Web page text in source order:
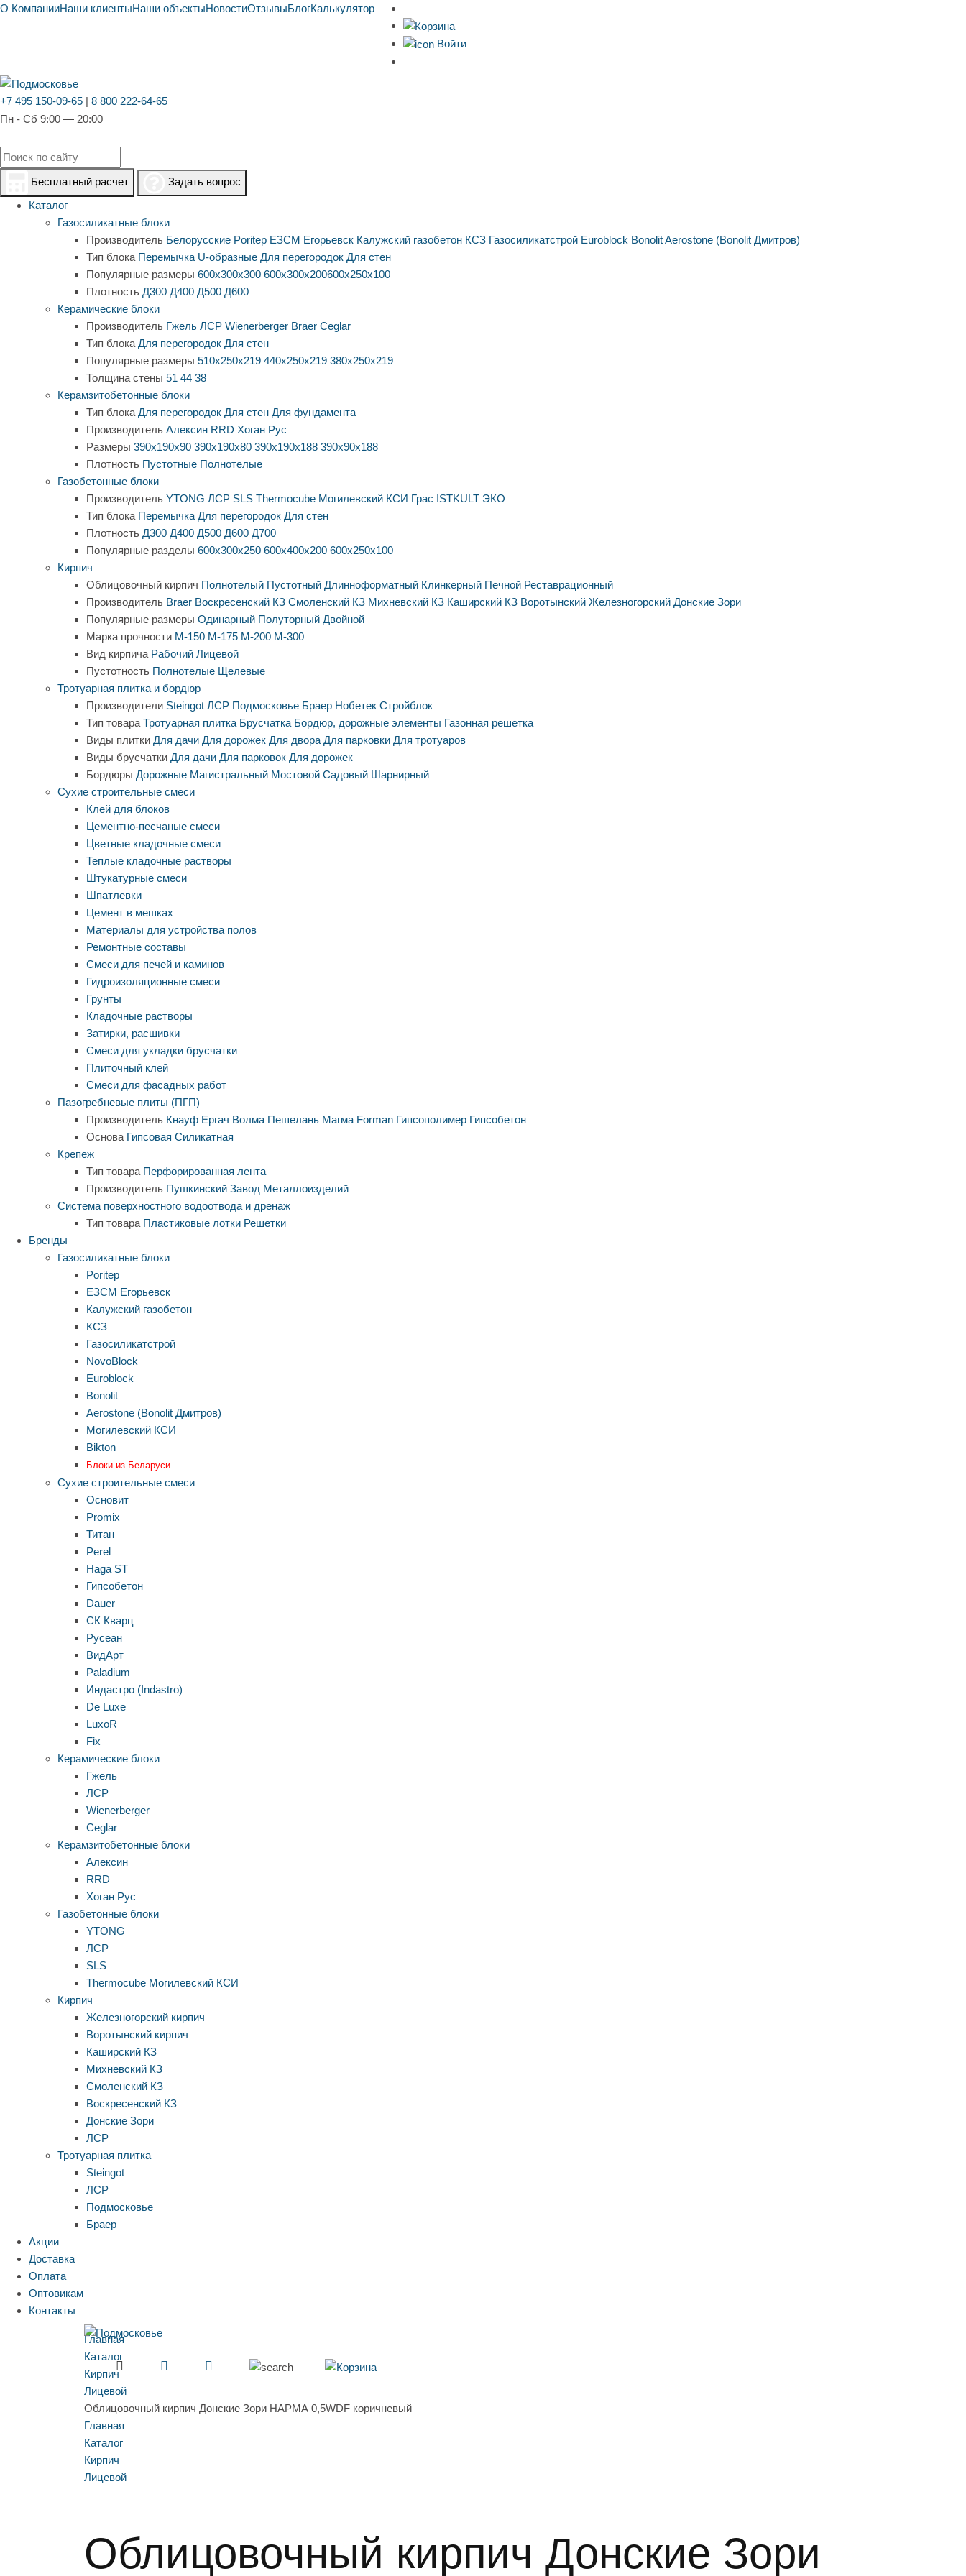
О КомпанииНаши клиентыНаши объектыНовостиОтзывыБлогКалькулятор
Войти
+7 495 150-09-65 | 8 800 222-64-65
Пн - Сб 9:00 — 20:00
Бесплатный расчет
Задать вопрос
Каталог
Газосиликатные блоки
Производитель Белорусские Poritep ЕЗСМ Егорьевск Калужский газобетон КСЗ Газосиликатстрой Euroblock BonolitAerostone (Bonolit Дмитров)
Тип блока Перемычка U-образные Для перегородок Для стен
Популярные размеры 600х300х300 600х300х200600х250х100
Плотность Д300 Д400 Д500 Д600
Керамические блоки
Производитель Гжель ЛСР Wienerberger Braer Ceglar
Тип блока Для перегородок Для стен
Популярные размеры 510х250х219 440х250х219 380х250х219
Толщина стены 51 44 38
Керамзитобетонные блоки
Тип блока Для перегородок Для стен Для фундамента
Производитель Алексин RRD Хоган Рус
Размеры 390х190х90 390х190х80 390х190х188 390х90х188
Плотность Пустотные Полнотелые
Газобетонные блоки
Производитель YTONG ЛСР SLS Thermocube Могилевский КСИ Грас ISTKULT ЭКО
Тип блока Перемычка Для перегородок Для стен
Плотность Д300 Д400 Д500 Д600 Д700
Популярные разделы 600х300х250 600х400х200 600х250х100
Кирпич
Облицовочный кирпич Полнотелый Пустотный Длинноформатный Клинкерный Печной Реставрационный
Производитель Braer Воскресенский КЗ Смоленский КЗ Михневский КЗ Каширский КЗ Воротынский Железногорский Донские Зори
Популярные размеры Одинарный Полуторный Двойной
Марка прочности М-150 М-175 М-200 М-300
Вид кирпича Рабочий Лицевой
Пустотность Полнотелые Щелевые
Тротуарная плитка и бордюр
Производители Steingot ЛСР Подмосковье Браер Нобетек Стройблок
Тип товара Тротуарная плитка Брусчатка Бордюр, дорожные элементы Газонная решетка
Виды плитки Для дачи Для дорожек Для двора Для парковки Для тротуаров
Виды брусчатки Для дачи Для парковок Для дорожек
Бордюры Дорожные Магистральный Мостовой Садовый Шарнирный
Сухие строительные смеси
Клей для блоков
Цементно-песчаные смеси
Цветные кладочные смеси
Теплые кладочные растворы
Штукатурные смеси
Шпатлевки
Цемент в мешках
Материалы для устройства полов
Ремонтные составы
Смеси для печей и каминов
Гидроизоляционные смеси
Грунты
Кладочные растворы
Затирки, расшивки
Смеси для укладки брусчатки
Плиточный клей
Смеси для фасадных работ
Пазогребневые плиты (ПГП)
Производитель Кнауф Ергач Волма Пешелань Магма Forman Гипсополимер Гипсобетон
Основа Гипсовая Силикатная
Крепеж
Тип товара Перфорированная лента
Производитель Пушкинский Завод Металлоизделий
Система поверхностного водоотвода и дренаж
Тип товара Пластиковые лотки Решетки
Бренды
Газосиликатные блоки
Poritep
ЕЗСМ Егорьевск
Калужский газобетон
КСЗ
Газосиликатстрой
NovoBlock
Euroblock
Bonolit
Aerostone (Bonolit Дмитров)
Могилевский КСИ
Bikton
Блоки из Беларуси
Сухие строительные смеси
Основит
Promix
Титан
Perel
Haga ST
Гипсобетон
Dauer
СК Кварц
Русеан
ВидАрт
Paladium
Индастро (Indastro)
De Luxe
LuxoR
Fix
Керамические блоки
Гжель
ЛСР
Wienerberger
Ceglar
Керамзитобетонные блоки
Алексин
RRD
Хоган Рус
Газобетонные блоки
YTONG
ЛСР
SLS
Thermocube Могилевский КСИ
Кирпич
Железногорский кирпич
Воротынский кирпич
Каширский КЗ
Михневский КЗ
Смоленский КЗ
Воскресенский КЗ
Донские Зори
ЛСР
Тротуарная плитка
Steingot
ЛСР
Подмосковье
Браер
Акции
Доставка
Оплата
Оптовикам
Контакты
Главная
Каталог
Кирпич
Лицевой
Облицовочный кирпич Донские Зори НАРМА 0,5WDF коричневый
Главная
Каталог
Кирпич
Лицевой
Облицовочный кирпич Донские Зори